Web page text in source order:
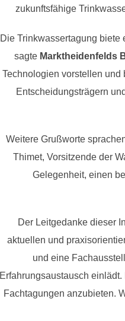
zukunftsfähige
Die Trinkwassertagung biete
sagte Marktheidenfelds
Technologien vorstellen
Entscheidungsträgern
Weitere Grußworte
Thimet, Vorsitzende der
Gelegenheit, einen
Der Leitgedanke dieser
aktuellen und
und eine
Erfahrungsaustausch
Fachtagungen anzubieten.